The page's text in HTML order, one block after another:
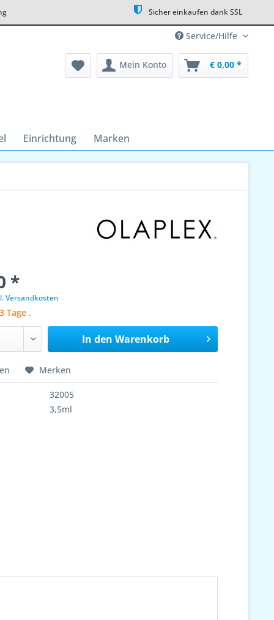
Sicher einkaufen dank SSL
Service/Hilfe
Mein Konto € 0,00 *
Einrichtung Marken
*
Versandkosten
Tage .
In den Warenkorb
Merken
32005
3,5ml